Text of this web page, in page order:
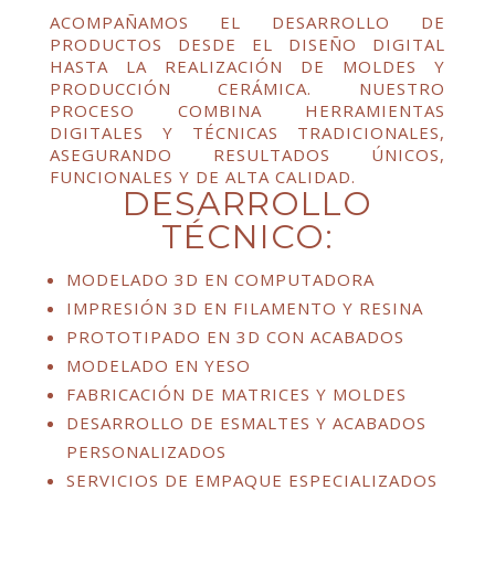
ACOMPAÑAMOS EL DESARROLLO DE
PRODUCTOS DESDE EL DISEÑO DIGITAL
HASTA LA REALIZACIÓN DE MOLDES Y
PRODUCCIÓN CERÁMICA. NUESTRO
PROCESO COMBINA HERRAMIENTAS
DIGITALES Y TÉCNICAS TRADICIONALES,
ASEGURANDO RESULTADOS ÚNICOS,
FUNCIONALES Y DE ALTA CALIDAD.
DESARROLLO
TÉCNICO:
MODELADO 3D EN COMPUTADORA
IMPRESIÓN 3D EN FILAMENTO Y RESINA
PROTOTIPADO EN 3D CON ACABADOS
MODELADO EN YESO
FABRICACIÓN DE MATRICES Y MOLDES
DESARROLLO DE ESMALTES Y ACABADOS
PERSONALIZADOS
SERVICIOS DE EMPAQUE ESPECIALIZADOS